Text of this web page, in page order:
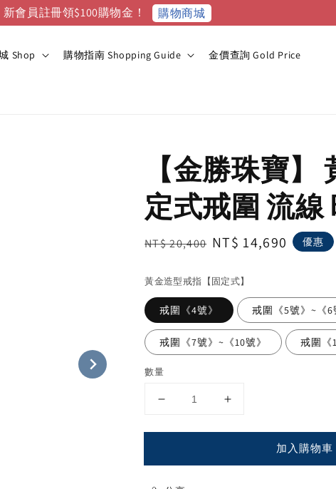
新會員註冊領$100購物金！ 購物商城
Shop 購物指南 Shopping Guide 金價查詢 Gold Price
【金勝珠寶】
定式戒圍 流線
Regular
NT$ 20,400 Sale
NT$ 14,690 優惠
黃金造型戒指【固定式】
戒圍《4號》 戒圍《5號》~《6
戒圍《7號》~《10號》 戒圍《
數量
加入購物車